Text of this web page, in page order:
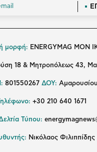
μορφή: ENERGYMAG MON
18 & Μητροπόλεως 43,
801550267 ΔΟΥ: Αμαρουσίου
Τηλέφωνο: +30 210 640 1671
Τύπου:
Νικόλαος Φιλιππίδης